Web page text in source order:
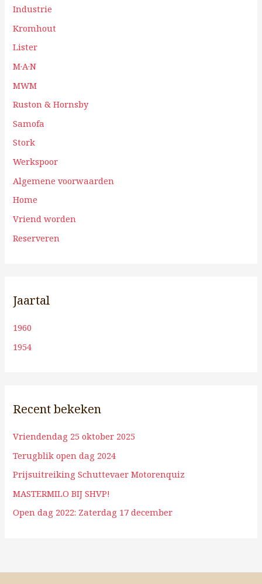
Industrie
Kromhout
Lister
M·A·N
MWM
Ruston & Hornsby
Samofa
Stork
Werkspoor
Algemene voorwaarden
Home
Vriend worden
Reserveren
Jaartal
1960
1954
Recent bekeken
Vriendendag 25 oktober 2025
Terugblik open dag 2024
Prijsuitreiking Schuttevaer Motorenquiz
MASTERMILO BIJ SHVP!
Open dag 2022: Zaterdag 17 december